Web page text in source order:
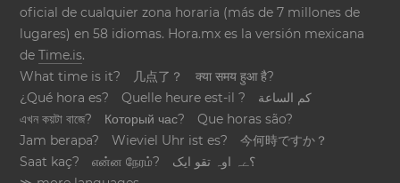
oficial de cualquier zona horaria (más de 7 millones de
lugares) en 58 idiomas. Hora.mx es la versión mexicana
deTime.is.
What time is it?
几点了？
क्या समय हुआ है?
¿Qué hora es?
Quelle heure est-il ?
كم الساعة
এখন কয়টা বাজে?
Который час?
Que horas são?
Jam berapa?
Wieviel Uhr ist es?
今何時ですか？
Saat kaç?
என்ன நேரம்?
؟ےہ اوہ تقو ایک